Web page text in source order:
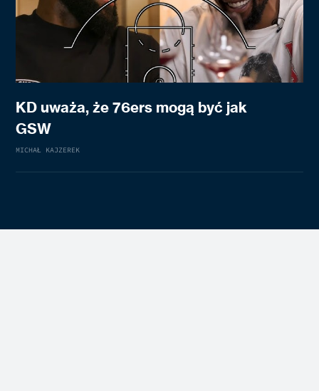
KD uważa, że 76ers mogą być jak
GSW
MICHAŁ KAJZEREK